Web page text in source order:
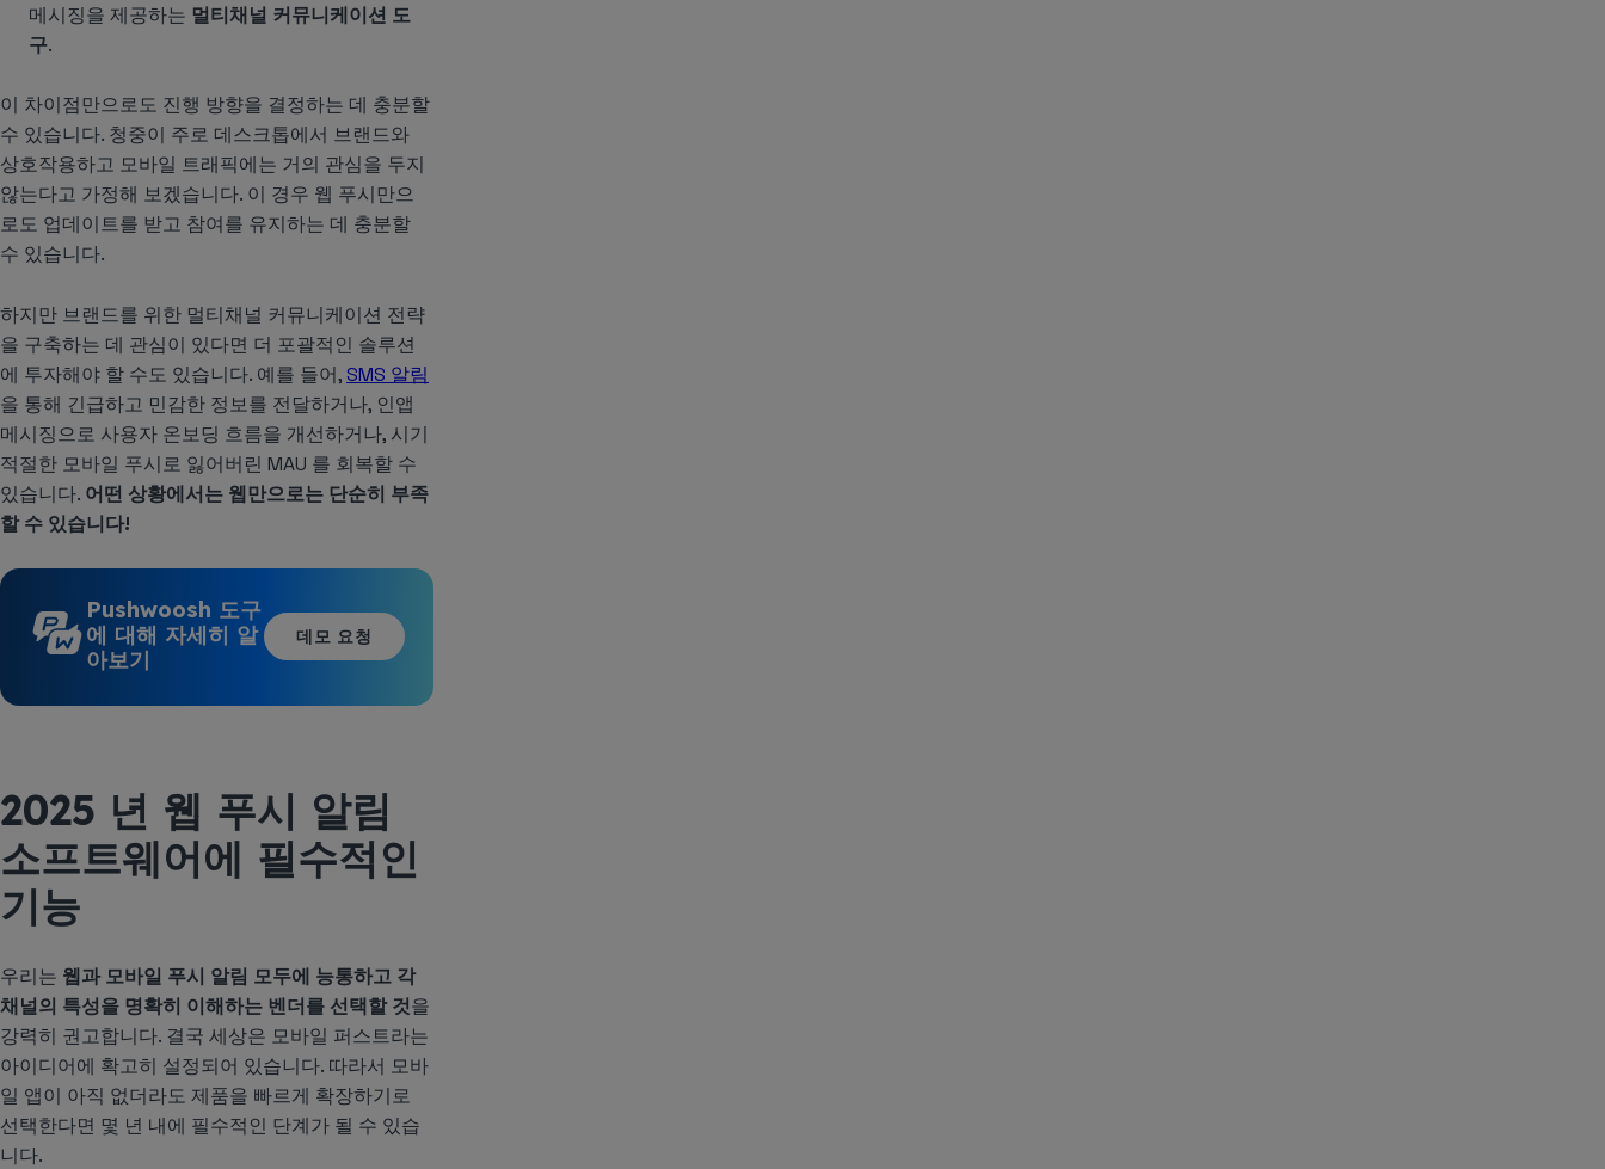
메시징을 제공하는 멀티채널 커뮤니케이션 도
구.
이 차이점만으로도 진행 방향을 결정하는 데 충분할
수 있습니다. 청중이 주로 데스크톱에서 브랜드와
상호작용하고 모바일 트래픽에는 거의 관심을 두지
않는다고 가정해 보겠습니다. 이 경우 웹 푸시만으
로도 업데이트를 받고 참여를 유지하는 데 충분할
수 있습니다.
하지만 브랜드를 위한 멀티채널 커뮤니케이션 전략
을 구축하는 데 관심이 있다면 더 포괄적인 솔루션
에 투자해야 할 수도 있습니다. 예를 들어,SMS 알림
을 통해 긴급하고 민감한 정보를 전달하거나, 인앱
메시징으로 사용자 온보딩 흐름을 개선하거나, 시기
적절한 모바일 푸시로 잃어버린 MAU 를 회복할 수
있습니다. 어떤 상황에서는 웹만으로는 단순히 부족
할 수 있습니다!
Pushwoosh 도구
에 대해 자세히 알
아보기
데모 요청
2025 년 웹 푸시 알림
소프트웨어에 필수적인
기능
우리는 웹과 모바일 푸시 알림 모두에 능통하고 각
채널의 특성을 명확히 이해하는 벤더를 선택할 것을
강력히 권고합니다. 결국 세상은 모바일 퍼스트라는
아이디어에 확고히 설정되어 있습니다. 따라서 모바
일 앱이 아직 없더라도 제품을 빠르게 확장하기로
선택한다면 몇 년 내에 필수적인 단계가 될 수 있습
니다.